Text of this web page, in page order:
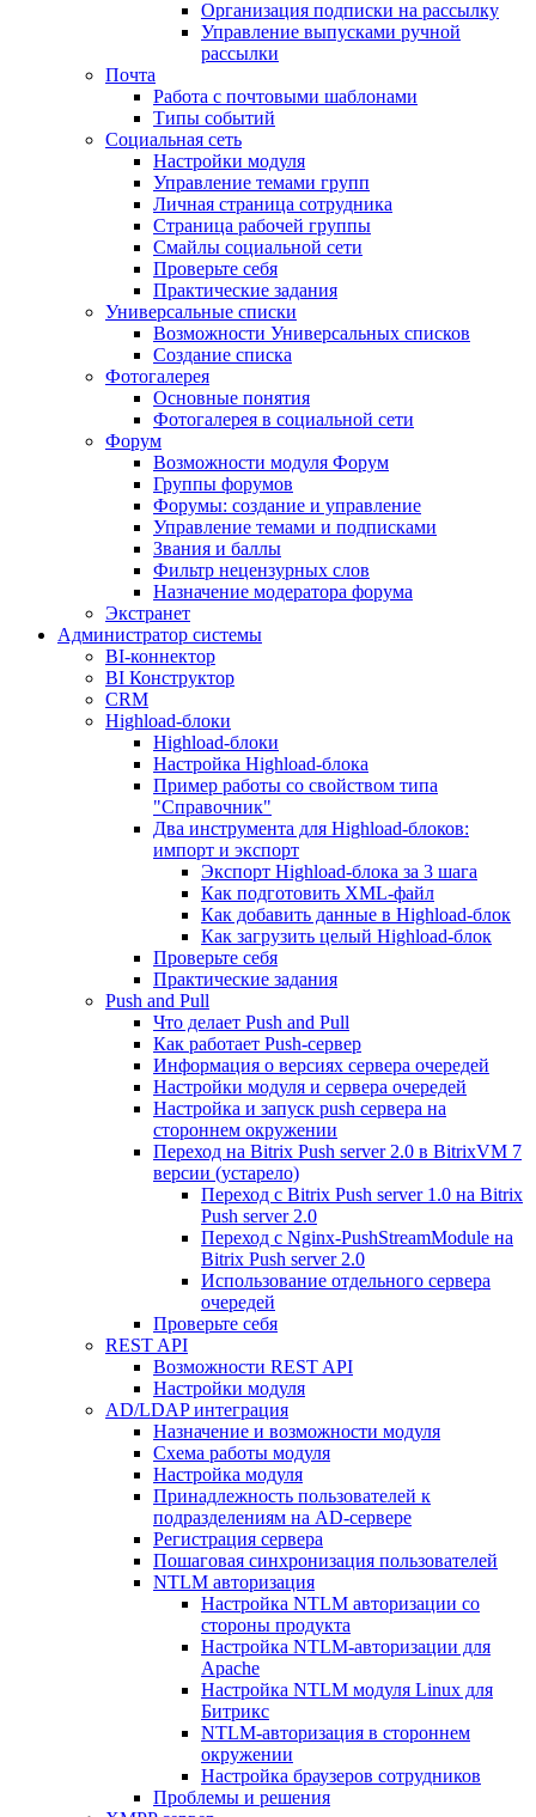
Организация подписки на рассылку
Управление выпусками ручной
рассылки
Почта
Работа с почтовыми шаблонами
Типы событий
Социальная сеть
Настройки модуля
Управление темами групп
Личная страница сотрудника
Страница рабочей группы
Смайлы социальной сети
Проверьте себя
Практические задания
Универсальные списки
Возможности Универсальных списков
Создание списка
Фотогалерея
Основные понятия
Фотогалерея в социальной сети
Форум
Возможности модуля Форум
Группы форумов
Форумы: создание и управление
Управление темами и подписками
Звания и баллы
Фильтр нецензурных слов
Назначение модератора форума
Экстранет
Администратор системы
BI-коннектор
BI Конструктор
CRM
Highload-блоки
Highload-блоки
Настройка Highload-блока
Пример работы со свойством типа
"Справочник"
Два инструмента для Highload-блоков:
импорт и экспорт
Экспорт Highload-блока за 3 шага
Как подготовить XML-файл
Как добавить данные в Highload-блок
Как загрузить целый Highload-блок
Проверьте себя
Практические задания
Push and Pull
Что делает Push and Pull
Как работает Push-сервер
Информация о версиях сервера очередей
Настройки модуля и сервера очередей
Настройка и запуск push сервера на
стороннем окружении
Переход на Bitrix Push server 2.0 в BitrixVM 7
версии (устарело)
Переход с Bitrix Push server 1.0 на Bitrix
Push server 2.0
Переход с Nginx-PushStreamModule на
Bitrix Push server 2.0
Использование отдельного сервера
очередей
Проверьте себя
REST API
Возможности REST API
Настройки модуля
AD/LDAP интеграция
Назначение и возможности модуля
Схема работы модуля
Настройка модуля
Принадлежность пользователей к
подразделениям на AD-сервере
Регистрация сервера
Пошаговая синхронизация пользователей
NTLM авторизация
Настройка NTLM авторизации со
стороны продукта
Настройка NTLM-авторизации для
Apache
Настройка NTLM модуля Linux для
Битрикс
NTLM-авторизация в стороннем
окружении
Настройка браузеров сотрудников
Проблемы и решения